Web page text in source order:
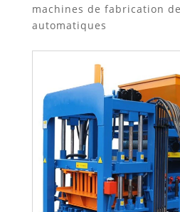
machines de fabrication
automatiques